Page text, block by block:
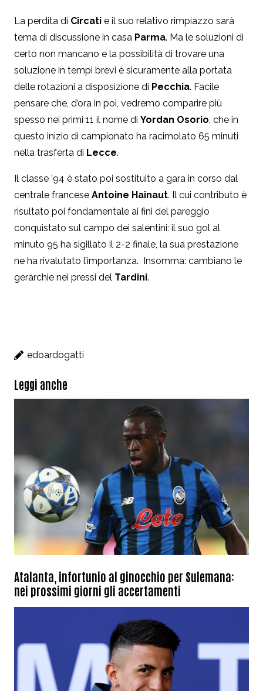
La perdita di Circati e il suo relativo rimpiazzo sarà
tema di discussione in casa Parma. Ma le soluzioni di
certo non mancano e la possibilità di trovare una
soluzione in tempi brevi è sicuramente alla portata
delle rotazioni a disposizione di Pecchia. Facile
pensare che, d’ora in poi, vedremo comparire più
spesso nei primi 11 il nome di Yordan Osorio, che in
questo inizio di campionato ha racimolato 65 minuti
nella trasferta di Lecce.
Il classe ’94 è stato poi sostituito a gara in corso dal
centrale francese Antoine Hainaut. Il cui contributo è
risultato poi fondamentale ai fini del pareggio
conquistato sul campo dei salentini: il suo gol al
minuto 95 ha sigillato il 2-2 finale, la sua prestazione
ne ha rivalutato l’importanza. Insomma: cambiano le
gerarchie nei pressi del Tardini.
edoardogatti
Leggi anche
Atalanta, infortunio al ginocchio per Sulemana:
nei prossimi giorni gli accertamenti